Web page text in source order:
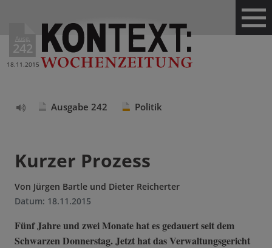
Ausg.
242
18.11.2015
Ausgabe 242 Politik
Kurzer Prozess
Von Jürgen Bartle und Dieter Reicherter
Datum: 18.11.2015
Fünf Jahre und zwei Monate hat es gedauert seit dem
Schwarzen Donnerstag. Jetzt hat das Verwaltungsgericht